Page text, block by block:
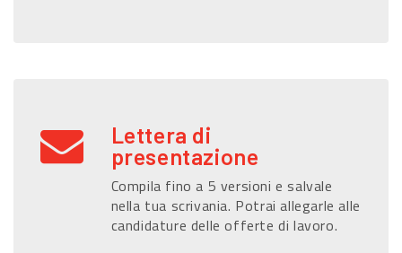
Lettera di
presentazione
Compila fino a 5 versioni e salvale
nella tua scrivania. Potrai allegarle alle
candidature delle offerte di lavoro.